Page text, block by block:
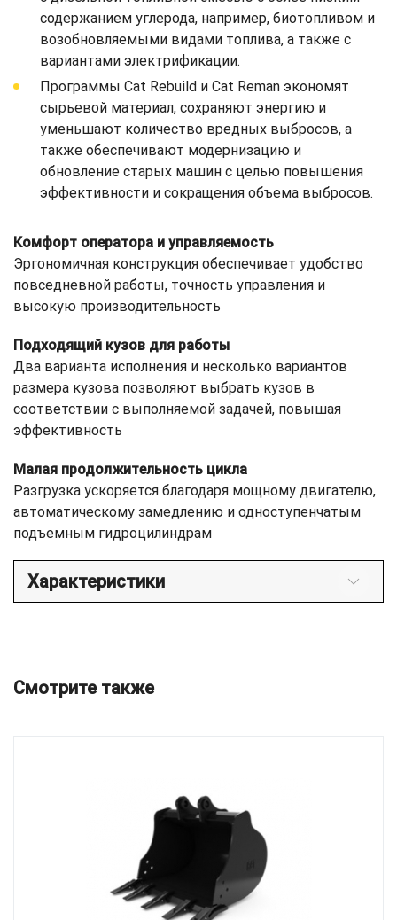
содержанием углерода, например, биотопливом и
возобновляемыми видами топлива, а также с
вариантами электрификации.
Программы Cat Rebuild и Cat Reman экономят
сырьевой материал, сохраняют энергию и
уменьшают количество вредных выбросов, а
также обеспечивают модернизацию и
обновление старых машин с целью повышения
эффективности и сокращения объема выбросов.
Комфорт оператора и управляемость
Эргономичная конструкция обеспечивает удобство
повседневной работы, точность управления и
высокую производительность
Подходящий кузов для работы
Два варианта исполнения и несколько вариантов
размера кузова позволяют выбрать кузов в
соответствии с выполняемой задачей, повышая
эффективность
Малая продолжительность цикла
Разгрузка ускоряется благодаря мощному двигателю,
автоматическому замедлению и одноступенчатым
подъемным гидроцилиндрам
Характеристики
Смотрите также